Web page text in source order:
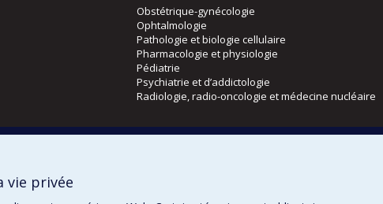
Obstétrique-gynécologie
Ophtalmologie
Pathologie et biologie cellulaire
Pharmacologie et physiologie
Pédiatrie
Psychiatrie et d’addictologie
Radiologie, radio-oncologie et médecine nucléaire
vie privée